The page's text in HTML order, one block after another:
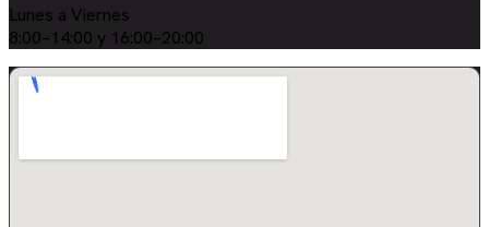
Lunes a Viernes
8:00–14:00 y 16:00–20:00